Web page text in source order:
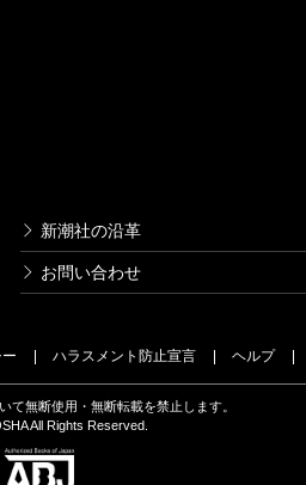
新潮社の沿革
お問い合わせ
ハラスメント防止宣言 ヘルプ
て無断使用・無断転載を禁止します。
All Rights Reserved.